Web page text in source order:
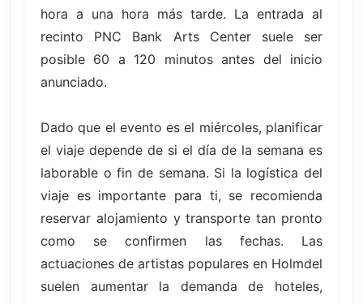
hora a una hora más tarde. La entrada al
recinto PNC Bank Arts Center suele ser
posible 60 a 120 minutos antes del inicio
anunciado.
Dado que el evento es el miércoles, planificar
el viaje depende de si el día de la semana es
laborable o fin de semana. Si la logística del
viaje es importante para ti, se recomienda
reservar alojamiento y transporte tan pronto
como se confirmen las fechas. Las
actuaciones de artistas populares en Holmdel
suelen aumentar la demanda de hoteles,